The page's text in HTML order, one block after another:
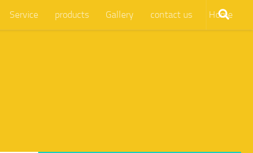
Home
contact us
Gallery
products
Service